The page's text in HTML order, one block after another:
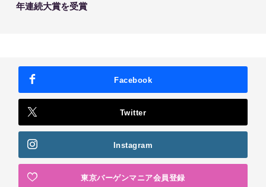
年連続大賞を受賞
Facebook
Twitter
Instagram
東京バーゲンマニア会員登録